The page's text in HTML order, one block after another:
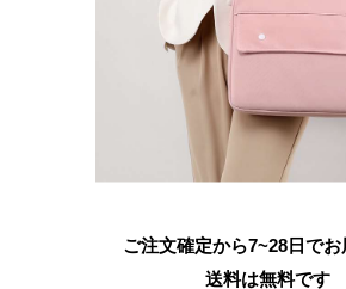
ご注文確定から7~28日でお
送料は無料です